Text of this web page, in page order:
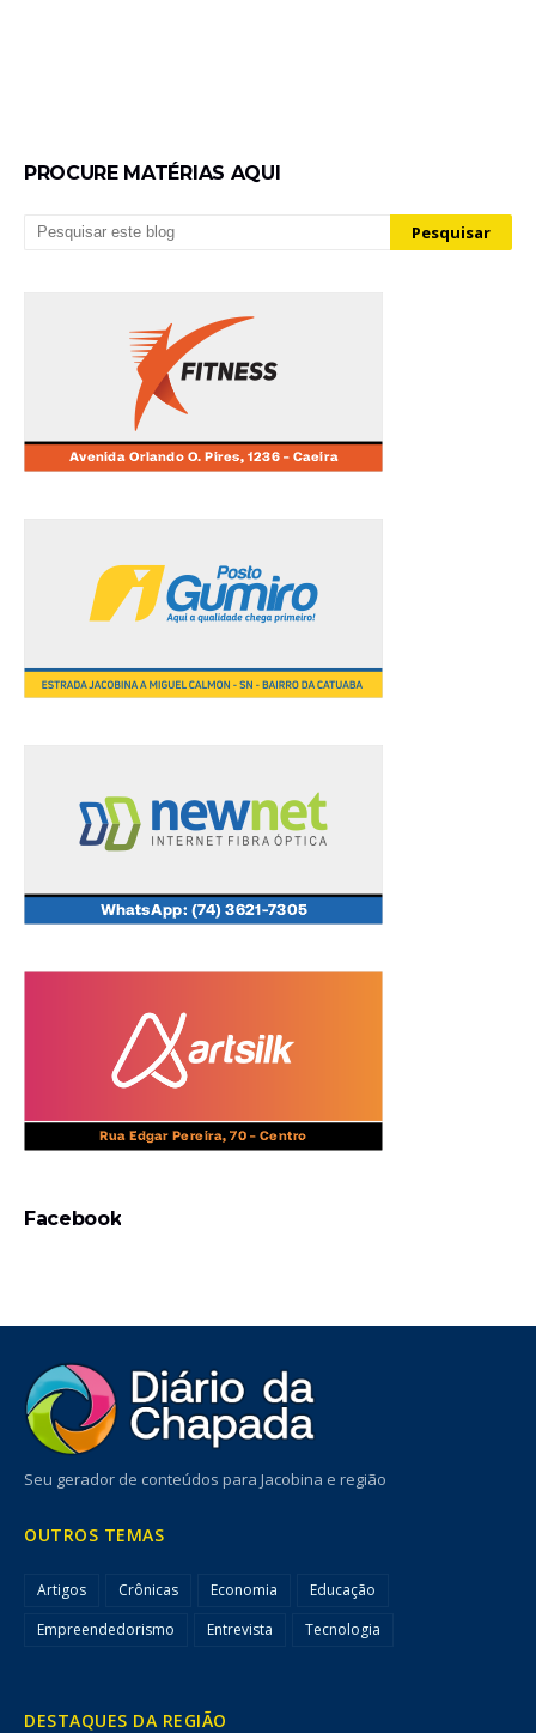
PROCURE MATÉRIAS AQUI
Facebook
Seu gerador de conteúdos para Jacobina e região
OUTROS TEMAS
Artigos Crônicas Economia
Educação
Empreendedorismo
Entrevista Tecnologia
DESTAQUES DA REGIÃO